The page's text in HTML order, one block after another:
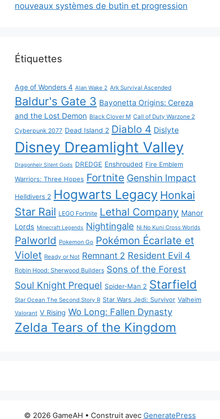
nouveaux systèmes de butin et progression
Étiquettes
Age of Wonders 4 Alan Wake 2 Ark Survival Ascended
Baldur's Gate 3 Bayonetta Origins: Cereza
and the Lost Demon Black Clover M Call of Duty Warzone 2
Cyberpunk 2077 Dead Island 2 Diablo 4 Dislyte
Disney Dreamlight Valley
Dragonheir Silent Gods DREDGE Enshrouded Fire Emblem
Warriors: Three Hopes Fortnite Genshin Impact
Helldivers 2 Hogwarts Legacy Honkai
Star Rail LEGO Fortnite Lethal Company Manor
Lords Minecraft Legends Nightingale Ni No Kuni Cross Worlds
Palworld Pokemon Go Pokémon Écarlate et
Violet Ready or Not Remnant 2 Resident Evil 4
Robin Hood: Sherwood Builders Sons of the Forest
Soul Knight Prequel Spider-Man 2 Starfield
Star Ocean The Second Story R Star Wars Jedi: Survivor Valheim
Valorant V Rising Wo Long: Fallen Dynasty
Zelda Tears of the Kingdom
© 2026 GameAH • Construit avec GeneratePress